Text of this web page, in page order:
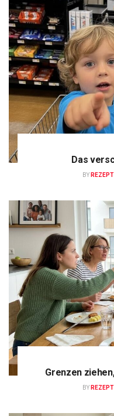
Das
BY
Grenzen
BY